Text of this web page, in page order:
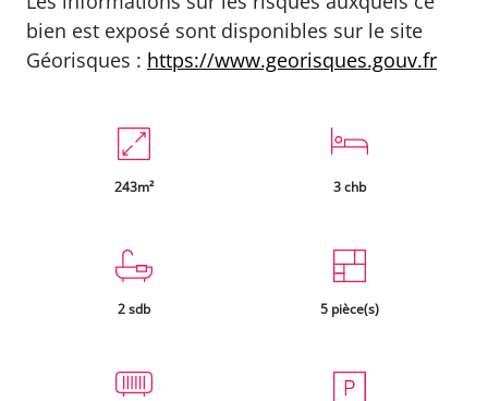
bien est exposé sont disponibles sur le site
Géorisques : https://www.georisques.gouv.fr
243m² 3 chb
2 sdb 5 pièce(s)